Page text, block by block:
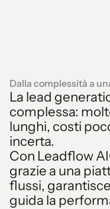
Dalla complessità a
La lead
complessa:
lunghi, costi
incerta.
Con Leadflow
grazie a una
flussi,
guida la